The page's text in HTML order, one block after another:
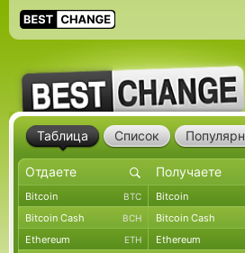
Таблица Список
Bitcoin BTC Bitcoin
Bitcoin Cash BCH Bitcoin Cash
Ethereum ETH Ethereum